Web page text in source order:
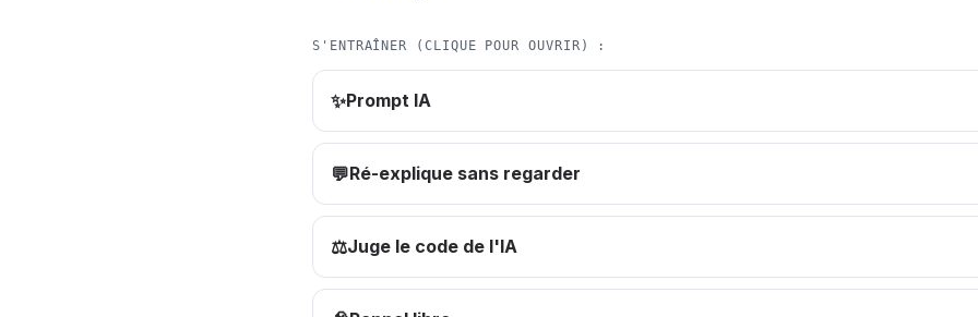
S'ENTRAÎNER (CLIQUE POUR OUVRIR) :
✨Prompt IA
💬Ré-explique sans regarder
⚖️Juge le code de l'IA